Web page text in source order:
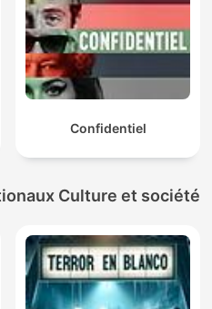
Confidentiel
Culture et société